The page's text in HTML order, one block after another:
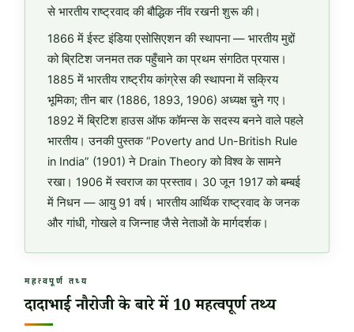
से भारतीय राष्ट्रवाद की बौद्धिक नींव रखनी शुरू की।
1866 में ईस्ट इंडिया एसोसिएशन की स्थापना — भारतीय मुद्दों
को ब्रिटिश जनमत तक पहुँचाने का प्रथम संगठित प्रयास।
1885 में भारतीय राष्ट्रीय कांग्रेस की स्थापना में सक्रिय
भूमिका; तीन बार (1886, 1893, 1906) अध्यक्ष चुने गए।
1892 में ब्रिटिश हाउस ऑफ कॉमन्स के सदस्य बनने वाले पहले
भारतीय। उनकी पुस्तक “Poverty and Un-British Rule
in India” (1901) ने Drain Theory को विश्व के सामने
रखा। 1906 में स्वराज का प्रस्ताव। 30 जून 1917 को बम्बई
में निधन — आयु 91 वर्ष। भारतीय आर्थिक राष्ट्रवाद के जनक
और गांधी, गोखले व जिन्नाह जैसे नेताओं के मार्गदर्शक।
महत्वपूर्ण तथ्य
दादाभाई नौरोजी के बारे में 10 महत्वपूर्ण तथ्य